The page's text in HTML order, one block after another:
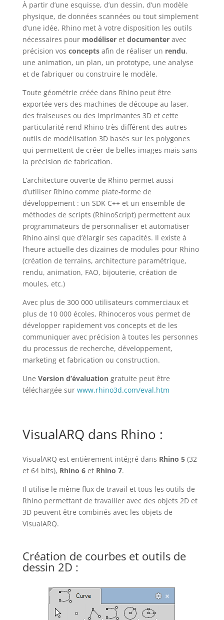
À partir d’une esquisse, d’un dessin, d’un modèle
physique, de données scannées ou tout simplement
d’une idée, Rhino met à votre disposition les outils
nécessaires pour modéliseret documenteravec
précision vos conceptsafin de réaliser un rendu,
une animation, un plan, un prototype, une analyse
et de fabriquer ou construire le modèle.
Toute géométrie créée dans Rhino peut être
exportée vers des machines de découpe au laser,
des fraiseuses ou des imprimantes 3D et cette
particularité rend Rhino très différent des autres
outils de modélisation 3D basés sur les polygones
qui permettent de créer de belles images mais sans
la précision de fabrication.
L’architecture ouverte de Rhino permet aussi
d’utiliser Rhino comme plate-forme de
développement : un SDK C++ et un ensemble de
méthodes de scripts (RhinoScript) permettent aux
programmateurs de personnaliser et automatiser
Rhino ainsi que d’élargir ses capacités. Il existe à
l’heure actuelle des dizaines de modules pour Rhino
(création de terrains, architecture paramétrique,
rendu, animation, FAO, bijouterie, création de
moules, etc.)
Avec plus de 300 000 utilisateurs commerciaux et
plus de 10 000 écoles, Rhinoceros vous permet de
développer rapidement vos concepts et de les
communiquer avec précision à toutes les personnes
du processus de recherche, développement,
marketing et fabrication ou construction.
Une Version d’évaluationgratuite peut être
téléchargée sur www.rhino3d.com/eval.htm
VisualARQ dans Rhino :
VisualARQ est entièrement intégré dans Rhino 5(32
et 64 bits), Rhino 6et Rhino 7.
Il utilise le même flux de travail et tous les outils de
Rhino permettant de travailler avec des objets 2D et
3D peuvent être combinés avec les objets de
VisualARQ.
Création de courbes et outils de
dessin 2D :